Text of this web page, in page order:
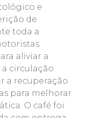
e
de
toda a
aliviar a
circulação
a recuperação
para melhorar
O café foi